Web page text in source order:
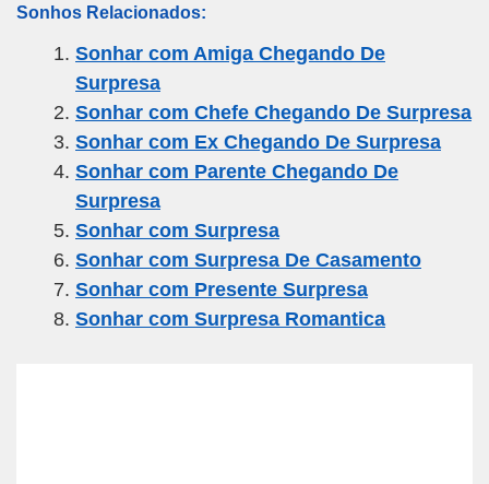
ail c
e
b
o
o
k
tt
er
e
gr
a
m
s
A
p
p
e
Sonhos Relacionados:
Sonhar com Amiga Chegando De
Surpresa
Sonhar com Chefe Chegando De Surpresa
Sonhar com Ex Chegando De Surpresa
Sonhar com Parente Chegando De
Surpresa
Sonhar com Surpresa
Sonhar com Surpresa De Casamento
Sonhar com Presente Surpresa
Sonhar com Surpresa Romantica